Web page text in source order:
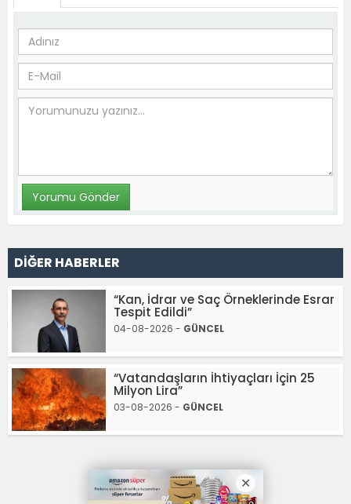
DİĞER HABERLER
“Kan, İdrar ve Saç Örneklerinde Esrar
Tespit Edildi”
04-08-2026 - GÜNCEL
“Vatandaşların İhtiyaçları İçin 25
Milyon Lira”
03-08-2026 - GÜNCEL